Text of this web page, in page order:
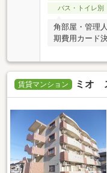
バス・トイレ別
角部屋・管理
期費用カード
賃貸マンション ミオ